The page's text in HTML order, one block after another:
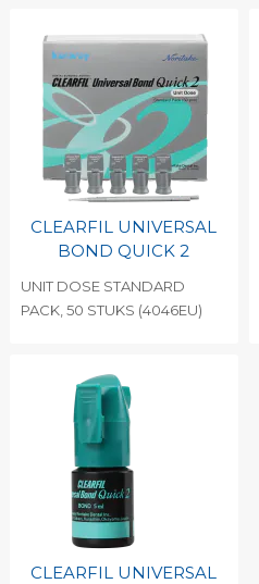
CLEARFIL UNIVERSAL
BOND QUICK 2
UNIT DOSE STANDARD
PACK, 50 STUKS (4046EU)
CLEARFIL UNIVERSAL